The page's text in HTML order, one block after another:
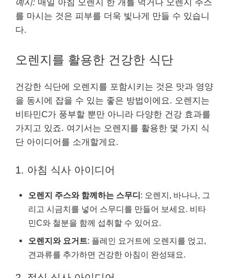
예시: 매일 아침 오렌지 한 개를 먹거나 오렌지 주스
를 마시는 것은 피부를 더욱 빛나게 만들 수 있습니
다.
오렌지를 활용한 건강한 식단
건강한 식단에 오렌지를 포함시키는 것은 맛과 영양
을 동시에 잡을 수 있는 좋은 방법이에요. 오렌지는
비타민C가 풍부할 뿐만 아니라 다양한 건강 효과를
가지고 있죠. 여기서는 오렌지를 활용한 몇 가지 식
단 아이디어를 소개할게요.
1. 아침 식사 아이디어
오렌지 주스와 함께하는 스무디 : 오렌지, 바나나, 그
리고 시금치를 넣어 스무디를 만들어 보세요. 비타
민C와 철분을 함께 섭취할 수 있어요.
오렌지와 요거트: 플레인 요거트에 오렌지를 얹고,
견과류를 추가하면 건강한 아침이 완성돼요.